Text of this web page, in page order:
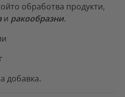
обработва продукти,
и ракообразни.
добавка.